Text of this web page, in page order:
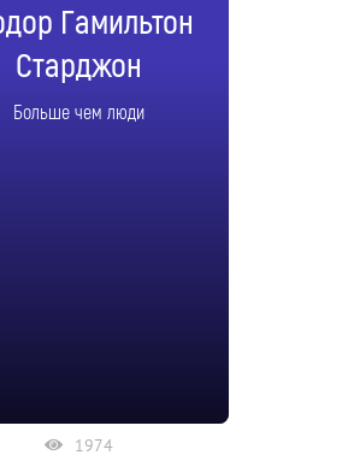
Гамильтон
Старджон
Больше чем люди
1974